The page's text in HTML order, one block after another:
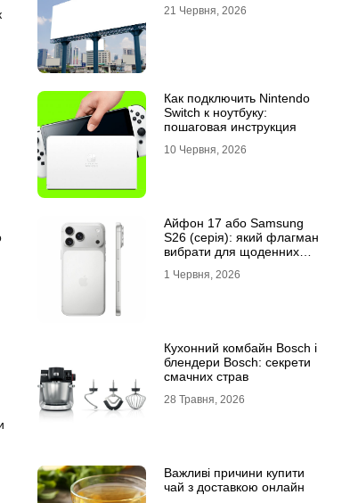
21 Червня, 2026
Как подключить Nintendo
Switch к ноутбуку:
пошаговая инструкция
10 Червня, 2026
Айфон 17 або Samsung
S26 (серія): який флагман
вибрати для щоденних
1 Червня, 2026
Кухонний комбайн Bosch і
блендери Bosch: секрети
смачних страв
28 Травня, 2026
Важливі причини купити
чай з доставкою онлайн